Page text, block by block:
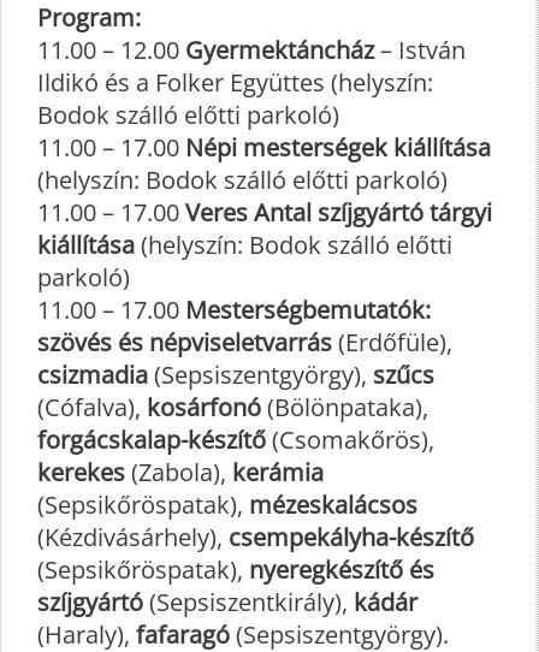
Program:
11.00 – 12.00 Gyermektáncház– István
Ildikó és a Folker Együttes (helyszín:
Bodok szálló előtti parkoló)
11.00 – 17.00 Népi mesterségek kiállítása
(helyszín: Bodok szálló előtti parkoló)
11.00 – 17.00Veres Antal szíjgyártó tárgyi
kiállítása(helyszín: Bodok szálló előtti
parkoló)
11.00 – 17.00 Mesterségbemutatók:
szövés és népviseletvarrás(Erdőfüle),
csizmadia(Sepsiszentgyörgy), szűcs
(Cófalva), kosárfonó(Bölönpataka),
forgácskalap-készítő(Csomakőrös),
kerekes(Zabola), kerámia
(Sepsikőröspatak), mézeskalácsos
(Kézdivásárhely), csempekályha-készítő
(Sepsikőröspatak), nyeregkészítő és
szíjgyártó(Sepsiszentkirály), kádár
(Haraly), fafaragó(Sepsiszentgyörgy).